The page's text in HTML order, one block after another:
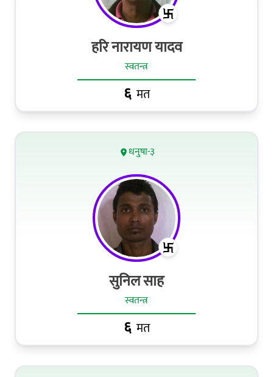
हरि नारायण यादव
स्वतन्त्र
६ मत
धनुषा-३
सुनिल साह
स्वतन्त्र
६ मत